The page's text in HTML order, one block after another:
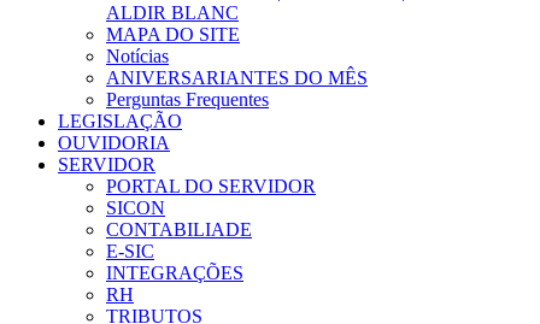
ALDIR BLANC
MAPA DO SITE
Notícias
ANIVERSARIANTES DO MÊS
Perguntas Frequentes
LEGISLAÇÃO
OUVIDORIA
SERVIDOR
PORTAL DO SERVIDOR
SICON
CONTABILIADE
E-SIC
INTEGRAÇÕES
RH
TRIBUTOS